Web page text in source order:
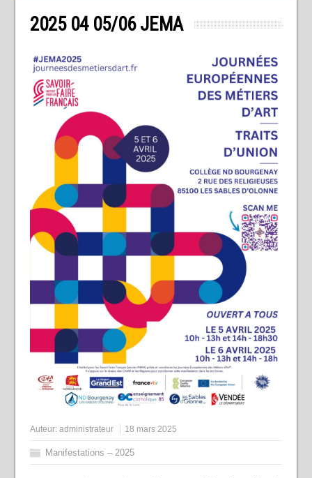
2025 04 05/06 JEMA
Auteur: administrateur 18 mars 2025
Manifestations – 2025